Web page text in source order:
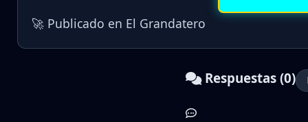
🚀 Publicado en El Grandatero
Respuestas (0)